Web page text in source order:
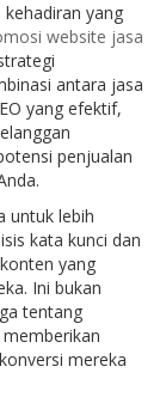
yang
website jasa
antara jasa
yang efektif,
penjualan
untuk lebih
kata kunci dan
yang
Ini bukan
tentang
mereka